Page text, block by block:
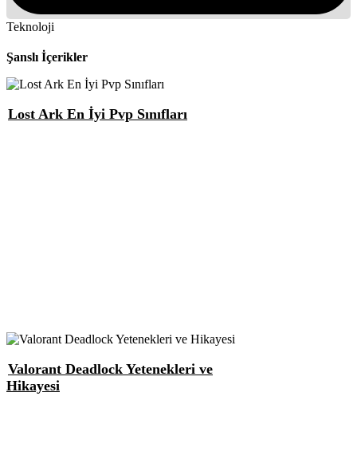
Teknoloji
Şanslı İçerikler
Lost Ark En İyi Pvp Sınıfları
Valorant Deadlock Yetenekleri ve
Hikayesi